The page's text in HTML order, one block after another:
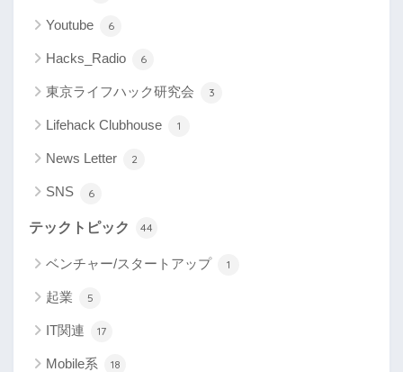
Youtube 6
Hacks_Radio 6
東京ライフハック研究会 3
Lifehack Clubhouse 1
News Letter 2
SNS 6
テックトピック 44
ベンチャー/スタートアップ 1
起業 5
IT関連 17
Mobile系 18